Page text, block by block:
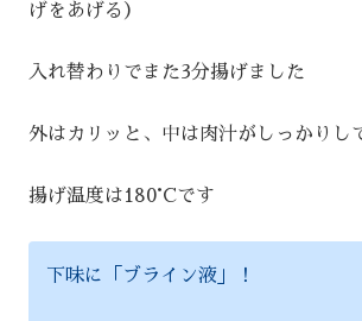
げをあげる）
入れ替わりでまた3分揚げました
外はカリッと、中は肉汁がしっかりし
揚げ温度は180°Cです
下味に「ブライン液」！